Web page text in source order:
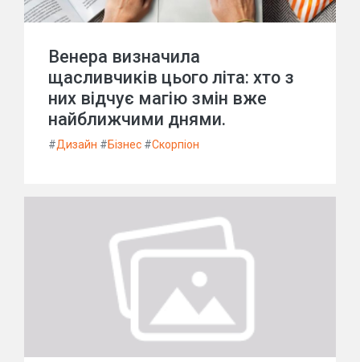
Венера визначила
щасливчиків цього літа: хто з
них відчує магію змін вже
найближчими днями.
#Дизайн #Бізнес #Скорпіон